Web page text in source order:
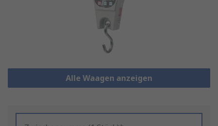
Alle Waagen anzeigen